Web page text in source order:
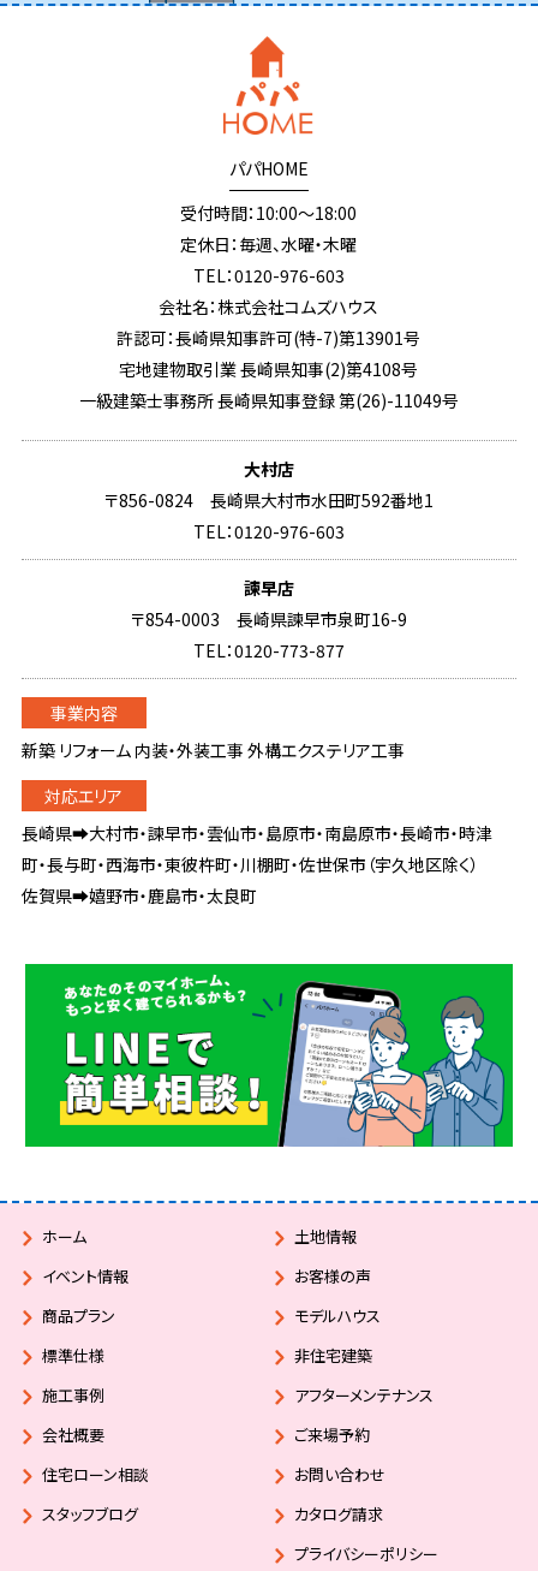
パパHOME
受付時間：10:00～18:00
定休日：毎週、水曜・木曜
TEL：0120-976-603
会社名：株式会社コムズハウス
許認可：長崎県知事許可(特-7)第13901号
宅地建物取引業 長崎県知事(2)第4108号
一級建築士事務所 長崎県知事登録 第(26)-11049号
大村店
〒856-0824 長崎県大村市水田町592番地1
TEL：0120-976-603
諫早店
〒854-0003 長崎県諫早市泉町16-9
TEL：0120-773-877
新築 リフォーム 内装・外装工事 外構エクステリア工事
長崎県➡大村市・諫早市・雲仙市・島原市・南島原市・長崎市・時津
町・長与町・西海市・東彼杵町・川棚町・佐世保市（宇久地区除く）
佐賀県➡嬉野市・鹿島市・太良町
ホーム
イベント情報
商品プラン
標準仕様
施工事例
土地情報
お客様の声
モデルハウス
非住宅建築
アフターメンテナンス
会社概要
住宅ローン相談
スタッフブログ
ご来場予約
お問い合わせ
カタログ請求
プライバシーポリシー